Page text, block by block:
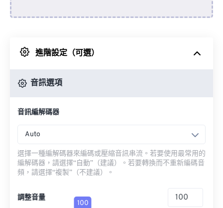
來自 Google 雲端硬碟
進階設定（可選）
音訊選項
音訊編解碼器
Auto
選擇一種編解碼器來編碼或壓縮音訊串流。若要使用最常用的
編解碼器，請選擇“自動”（建議）。若要轉換而不重新編碼音
頻，請選擇“複製”（不建議）。
調整音量
100